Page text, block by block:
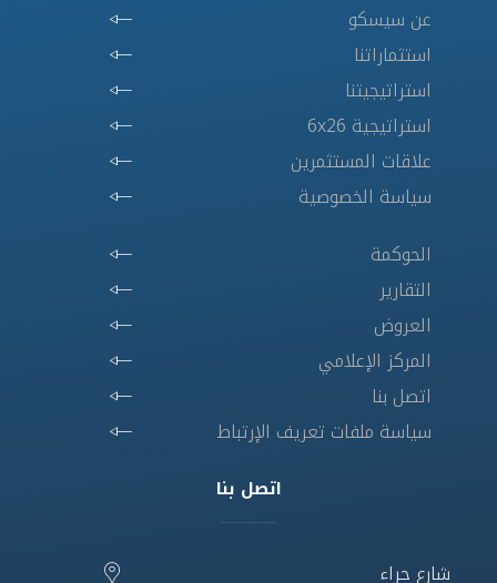
عن سيسكو
استثماراتنا
استراتيجيتنا
استراتيجية 6x26
علاقات المستثمرين
سياسة الخصوصية
الحوكمة
التقارير
العروض
المركز الإعلامي
اتصل بنا
سياسة ملفات تعريف الإرتباط
اتصل بنا
شارع حراء